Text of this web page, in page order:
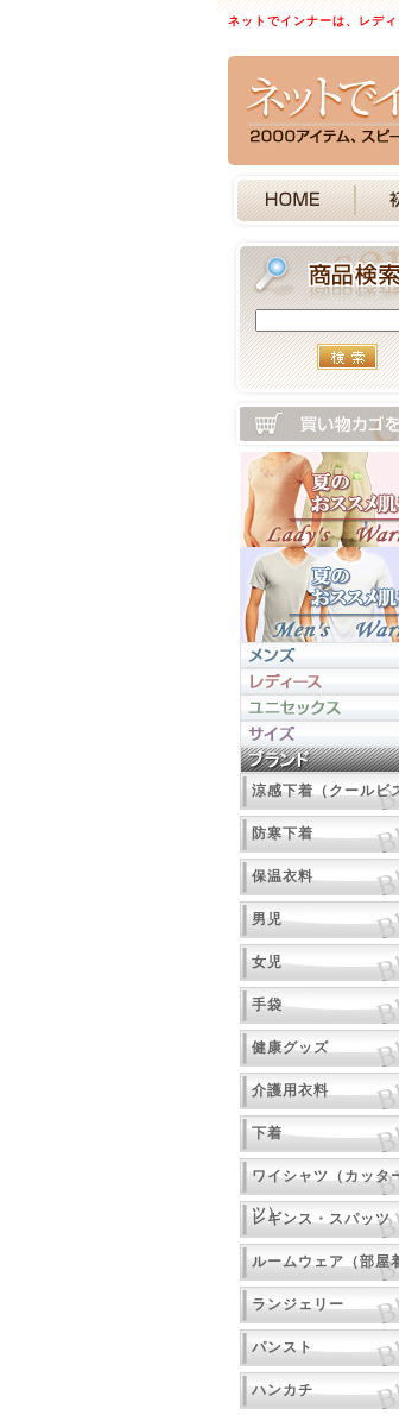
ネットでインナーは、レデ
涼感下着（クールビ
防寒下着
保温衣料
男児
女児
手袋
健康グッズ
介護用衣料
下着
ワイシャツ（カッタ
ツ）
レギンス・スパッツ
ルームウェア（部屋
ランジェリー
パンスト
ハンカチ